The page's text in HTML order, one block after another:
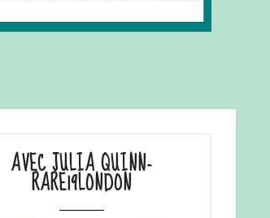
AVEC JULIA QUINN-
RARE19LONDON